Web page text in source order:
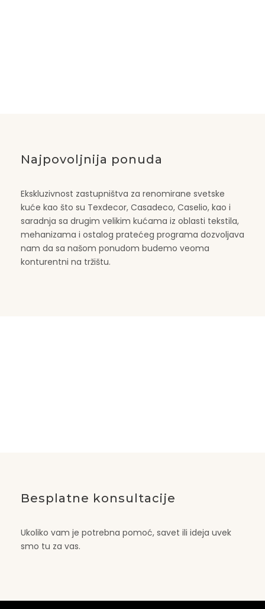
Najpovoljnija ponuda
Ekskluzivnost zastupništva za renomirane svetske
kuće kao što su Texdecor, Casadeco, Caselio, kao i
saradnja sa drugim velikim kućama iz oblasti tekstila,
mehanizama i ostalog pratećeg programa dozvoljava
nam da sa našom ponudom budemo veoma
konturentni na tržištu.
Besplatne konsultacije
Ukoliko vam je potrebna pomoć, savet ili ideja uvek
smo tu za vas.